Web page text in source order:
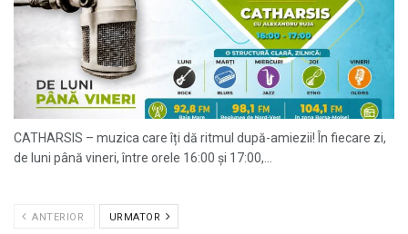
CATHARSIS – muzica care îți dă ritmul după-amiezii! În fiecare zi,
de luni până vineri, între orele 16:00 și 17:00,...
ANTERIOR URMATOR